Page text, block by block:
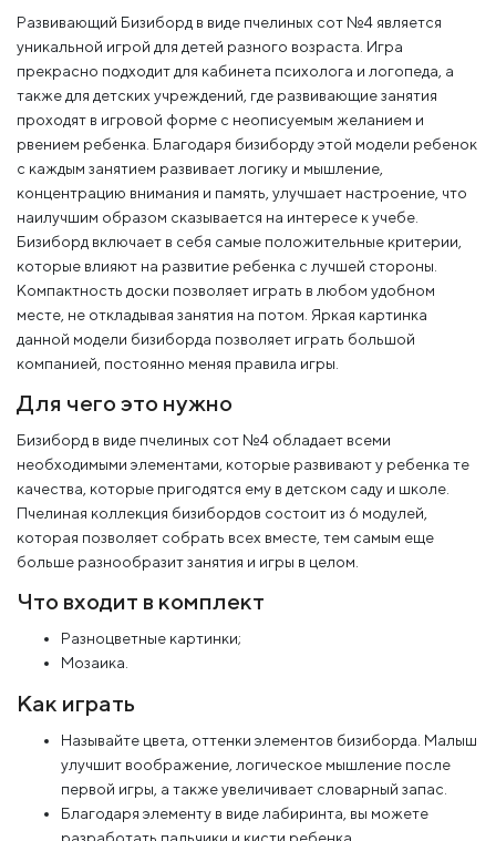
Развивающий Бизиборд в виде пчелиных сот №4 является
уникальной игрой для детей разного возраста. Игра
прекрасно подходит для кабинета психолога и логопеда, а
также для детских учреждений, где развивающие занятия
проходят в игровой форме с неописуемым желанием и
рвением ребенка. Благодаря бизиборду этой модели ребенок
с каждым занятием развивает логику и мышление,
концентрацию внимания и память, улучшает настроение, что
наилучшим образом сказывается на интересе к учебе.
Бизиборд включает в себя самые положительные критерии,
которые влияют на развитие ребенка с лучшей стороны.
Компактность доски позволяет играть в любом удобном
месте, не откладывая занятия на потом. Яркая картинка
данной модели бизиборда позволяет играть большой
компанией, постоянно меняя правила игры.
Для чего это нужно
Бизиборд в виде пчелиных сот №4 обладает всеми
необходимыми элементами, которые развивают у ребенка те
качества, которые пригодятся ему в детском саду и школе.
Пчелиная коллекция бизибордов состоит из 6 модулей,
которая позволяет собрать всех вместе, тем самым еще
больше разнообразит занятия и игры в целом.
Что входит в комплект
Разноцветные картинки;
Мозаика.
Как играть
Называйте цвета, оттенки элементов бизиборда. Малыш
улучшит воображение, логическое мышление после
первой игры, а также увеличивает словарный запас.
Благодаря элементу в виде лабиринта, вы можете